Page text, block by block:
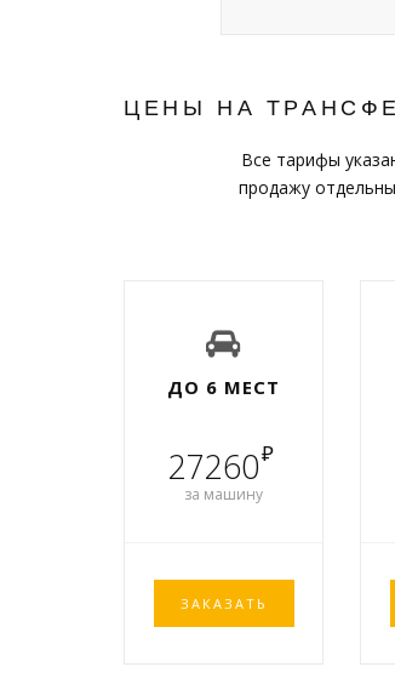
ЦЕНЫ НА
Все тарифы
продажу
ДО 6 МЕСТ
27260₽
за машину
ЗАКАЗАТЬ